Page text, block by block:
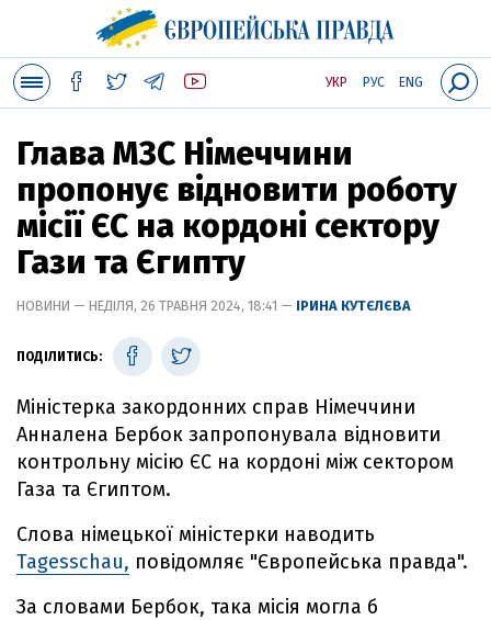
УКР РУС ENG
Глава МЗС Німеччини
пропонує відновити роботу
місії ЄС на кордоні сектору
Гази та Єгипту
НОВИНИ — НЕДІЛЯ, 26 ТРАВНЯ 2024, 18:41 — ІРИНА КУТЄЛЄВА
ПОДІЛИТИСЬ:
Міністерка закордонних справ Німеччини
Анналена Бербок запропонувала відновити
контрольну місію ЄС на кордоні між сектором
Газа та Єгиптом.
Слова німецької міністерки наводить
Tagesschau, повідомляє "Європейська правда".
За словами Бербок, така місія могла б